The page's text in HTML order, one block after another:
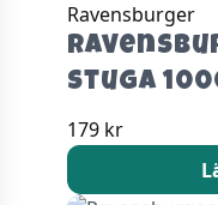
Ravensburger
stuga
179 kr